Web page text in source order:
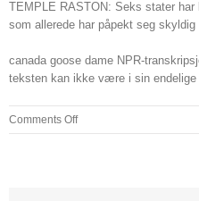
TEMPLE RASTON: Seks stater
som allerede har påpekt seg
canada goose dame NPR-
teksten kan ikke være i sin endelige
Comments Offon
Han